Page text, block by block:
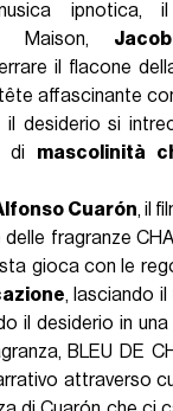
ipnotica,
Maison,
il flacone
affascinante
il desiderio si
di mascolinità
Cuarón, il
fragranze
gioca con le
, lasciando
il desiderio in
BLEU DE
attraverso